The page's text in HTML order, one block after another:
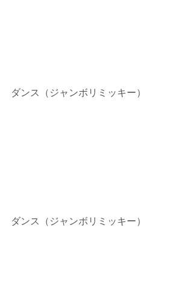
ダンス（ジャンボリミッキー）
ダンス（ジャンボリミッキー）